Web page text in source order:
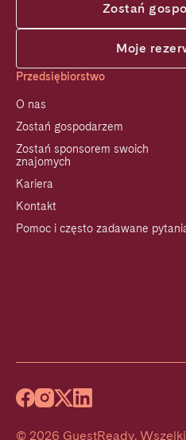
Zostań
Moje
Przedsiębiorstwo
O nas
Zostań gospodarzem
Zostań sponsorem swoich
znajomych
Kariera
Kontakt
Pomoc i często zadawane
© 2026 GuestReady.